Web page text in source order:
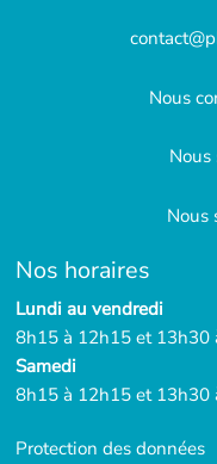
Nous
Nous
Nous
Nos horaires
Lundi au vendredi
8h15 à 12h15 et 13h30
Samedi
8h15 à 12h15 et 13h30
Protection des données